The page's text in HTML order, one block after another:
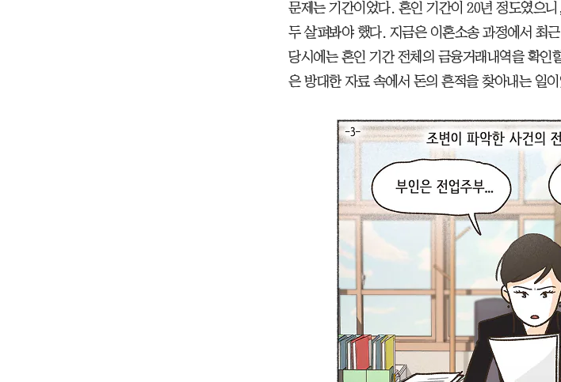
문제는 기간이었다. 혼인 기간이 20년 정도였으
두 살펴봐야 했다. 지금은 이혼소송 과정에서 최
당시에는 혼인 기간 전체의 금융거래내역을 확인
은 방대한 자료 속에서 돈의 흔적을 찾아내는 일